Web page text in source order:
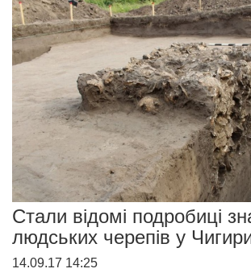
Стали відомі подробиці
людських черепів у
14.09.17 14:25